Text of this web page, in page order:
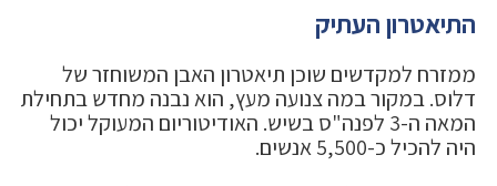
התיאטרון העתיק
ממזרח למקדשים שוכן תיאטרון האבן המשוחזר של
דלוס. במקור במה צנועה מעץ, הוא נבנה מחדש בתחילת
המאה ה-3 לפנה"ס בשיש. האודיטוריום המעוקל יכול
היה להכיל כ-5,500 אנשים.